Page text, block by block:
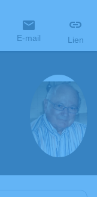
E-mail Lien